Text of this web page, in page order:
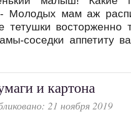
Молодых мам аж
тетушки восторженно
соседки аппетиту
и картона
21 ноября 2019